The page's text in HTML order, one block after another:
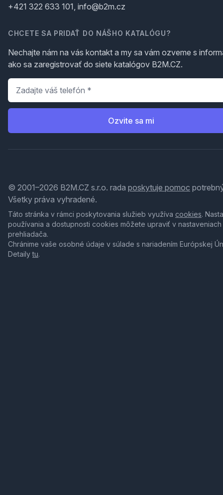
+421 322 633 101, info@b2m.cz
CHCETE SA PRIDAŤ DO NÁŠHO KATALÓGU?
Nechajte nám na vás kontakt a my sa vám ozveme s
ako sa zaregistrovať do siete katalógov B2M.CZ.
Telefón
Ozvite sa mi
© 2001–2026 B2M.CZ s.r.o. rada poskytuje pomoc
Všetky práva vyhradené.
Táto stránka v rámci poskytovania služieb využíva cookies.
používania a dostupnosti cookies môžete upraviť v nastaveniach
prehliadača.
Chránime vaše osobné údaje v súlade s nariadením Európskej
Detailytu.